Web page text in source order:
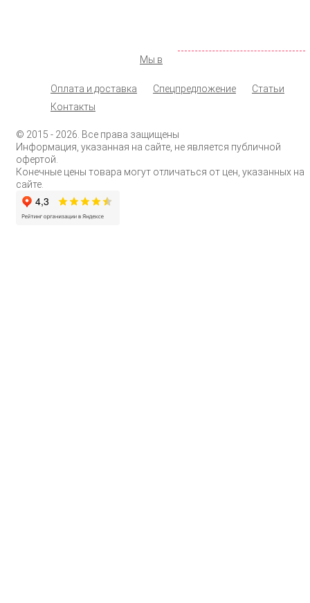
Мы в
Оплата и доставка Спецпредложение
Статьи
Контакты
© 2015 - 2026. Все права защищены
Информация, указанная на сайте, не является публичной
офертой.
Конечные цены товара могут отличаться от цен, указанных на
сайте.